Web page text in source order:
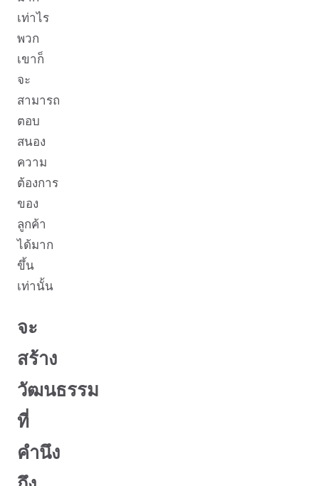
เท่าไร
พวก
เขาก็
จะ
สามารถ
ตอบ
สนอง
ความ
ต้องการ
ของ
ลูกค้า
ได้มาก
ขึ้น
เท่านั้น
จะ
สร้าง
วัฒนธรรม
ที่
คำนึง